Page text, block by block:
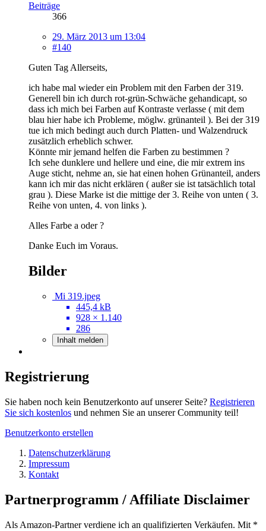
Beiträge
366
29. März 2013 um 13:04
#140
Guten Tag Allerseits,
ich habe mal wieder ein Problem mit den Farben der 319.
Generell bin ich durch rot-grün-Schwäche gehandicapt, so
dass ich mich bei Farben auf Kontraste verlasse ( mit dem
blau hier habe ich Probleme, möglw. grünanteil ). Bei der 319
tue ich mich bedingt auch durch Platten- und Walzendruck
zusätzlich erheblich schwer.
Könnte mir jemand helfen die Farben zu bestimmen ?
Ich sehe dunklere und hellere und eine, die mir extrem ins
Auge sticht, nehme an, sie hat einen hohen Grünanteil, anders
kann ich mir das nicht erklären ( außer sie ist tatsächlich total
grau ). Diese Marke ist die mittige der 3. Reihe von unten ( 3.
Reihe von unten, 4. von links ).
Alles Farbe a oder ?
Danke Euch im Voraus.
Bilder
Mi 319.jpeg
445,4 kB
928 × 1.140
286
Inhalt melden
Registrierung
Sie haben noch kein Benutzerkonto auf unserer Seite? Registrieren
Sie sich kostenlos und nehmen Sie an unserer Community teil!
Benutzerkonto erstellen
Datenschutzerklärung
Impressum
Kontakt
Partnerprogramm / Affiliate Disclaimer
Als Amazon-Partner verdiene ich an qualifizierten Verkäufen. Mit *